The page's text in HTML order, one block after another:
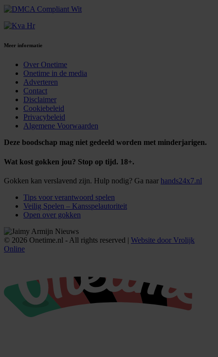
Meer informatie
Over Onetime
Onetime in de media
Adverteren
Contact
Disclaimer
Cookiebeleid
Privacybeleid
Algemene Voorwaarden
Deze boodschap mag niet gedeeld worden met minderjarigen.
Wat kost gokken jou? Stop op tijd. 18+.
Gokken kan verslavend zijn. Hulp nodig? Ga naar hands24x7.nl
Tips voor verantwoord spelen
Veilig Spelen – Kansspelautoriteit
Open over gokken
© 2026 Onetime.nl - All rights reserved | Website door Vrolijk
Online